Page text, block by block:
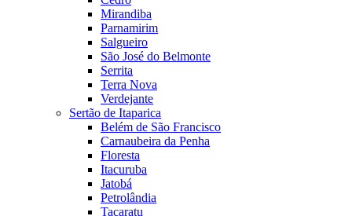
Mirandiba
Parnamirim
Salgueiro
São José do Belmonte
Serrita
Terra Nova
Verdejante
Sertão de Itaparica
Belém de São Francisco
Carnaubeira da Penha
Floresta
Itacuruba
Jatobá
Petrolândia
Tacaratu